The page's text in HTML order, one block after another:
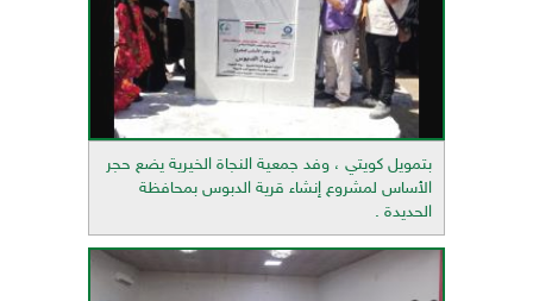
بتمويل كويتي ، وفد جمعية النجاة الخيرية يضع حجر
الأساس لمشروع إنشاء قرية الدبوس بمحافظة
الحديدة .